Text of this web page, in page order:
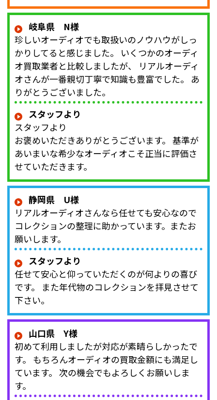
岐阜県 N様
珍しいオーディオでも取扱いのノウハウがしっ
かりしてると感じました。 いくつかのオーディ
オ買取業者と比較しましたが、 リアルオーディ
オさんが一番親切丁寧で知識も豊富でした。 あ
りがとうございました。
スタッフより
スタッフより
お褒めいただきありがとうございます。 基準が
あいまいな希少なオーディオこそ正当に評価さ
せていただきます。
静岡県 U様
リアルオーディオさんなら任せても安心なので
コレクションの整理に助かっています。またお
願いします。
スタッフより
任せて安心と仰っていただくのが何よりの喜び
です。 また年代物のコレクションを拝見させて
下さい。
山口県 Y様
初めて利用しましたが対応が素晴らしかったで
す。 もちろんオーディオの買取金額にも満足し
ています。 次の機会でもよろしくお願いしま
す。